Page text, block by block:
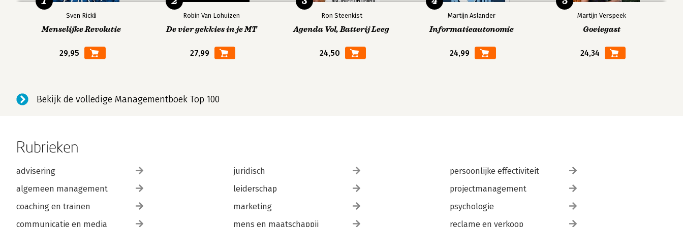
Sven Rickli
Menselijke Revolutie
29,95
Robin Van Lohuizen
De vier gekkies in je MT
27,99
Ron Steenkist
Agenda Vol, Batterij Leeg
24,50
Martijn Aslander
Informatieautonomie
24,99
Martijn Verspeek
Goeiegast
24,34
Bekijk de volledige Managementboek Top 100
Rubrieken
advisering
algemeen management
coaching en trainen
communicatie en media
juridisch
leiderschap
marketing
mens en maatschappij
persoonlijke effectiviteit
projectmanagement
psychologie
reclame en verkoop